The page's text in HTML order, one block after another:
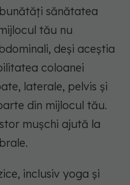
sănătatea
tău nu
deși aceștia
coloanei
laterale, pelvis și
din mijlocul tău.
mușchi ajută la
inclusiv yoga și